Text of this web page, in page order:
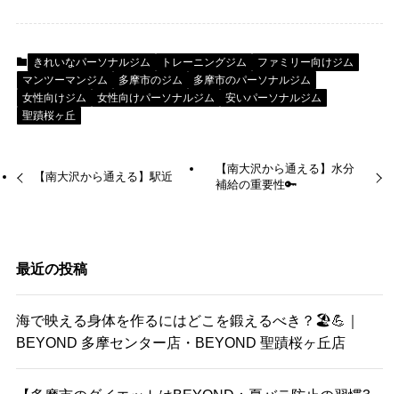
きれいなパーソナルジム トレーニングジム
ファミリー向けジム
マンツーマンジム
多摩市のジム
多摩市のパーソナルジム
女性向けジム
女性向けパーソナルジム
安いパーソナルジム
聖蹟桜ヶ丘
【南大沢から通える】駅近
【南大沢から通える】水分
補給の重要性🔑
最近の投稿
海で映える身体を作るにはどこを鍛えるべき？🏖️💪｜
BEYOND 多摩センター店・BEYOND 聖蹟桜ヶ丘店